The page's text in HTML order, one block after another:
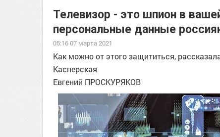
Телевизор - это шпион в
персональные данные
05:16 07 марта 2021
Как можно от этого защититься,
Касперская
Евгений ПРОСКУРЯКОВ